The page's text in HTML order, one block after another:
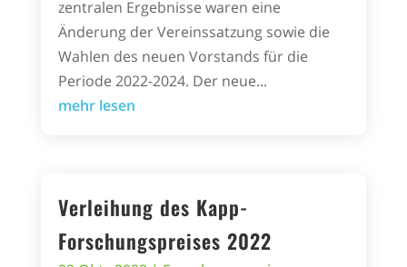
zentralen Ergebnisse waren eine
Änderung der Vereinssatzung sowie die
Wahlen des neuen Vorstands für die
Periode 2022-2024. Der neue...
mehr lesen
Verleihung des Kapp-
Forschungspreises 2022